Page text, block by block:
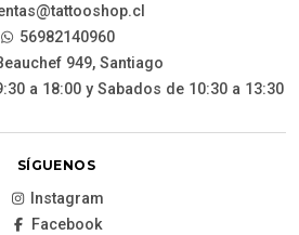
56982140960
949, Santiago
a 18:00 y Sabados de 10:30 a 13:30
SÍGUENOS
Instagram
Facebook